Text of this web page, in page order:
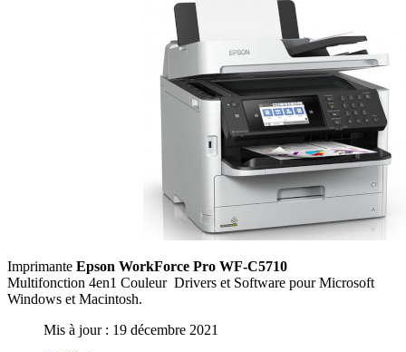
Imprimante Epson WorkForce Pro WF-C5710
Multifonction 4en1 Couleur Drivers et Software pour Microsoft
Windows et Macintosh.
Mis à jour : 19 décembre 2021